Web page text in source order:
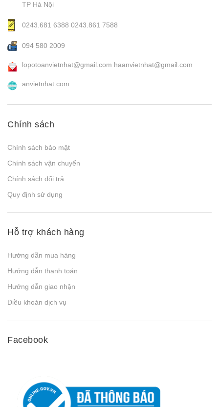
TP Hà Nội
0243.681 6388 0243.861 7588
094 580 2009
lopotoanvietnhat@gmail.com haanvietnhat@gmail.com
anvietnhat.com
Chính sách
Chính sách bảo mật
Chính sách vận chuyển
Chính sách đổi trả
Quy định sử dụng
Hỗ trợ khách hàng
Hướng dẫn mua hàng
Hướng dẫn thanh toán
Hướng dẫn giao nhận
Điều khoản dịch vụ
Facebook